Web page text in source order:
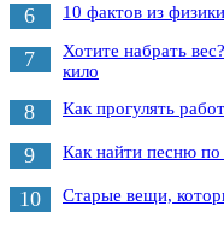
6 10 фактов из
7
Хотите набрать
кило
8 Как прогулять
9 Как найти песню
10 Старые вещи,